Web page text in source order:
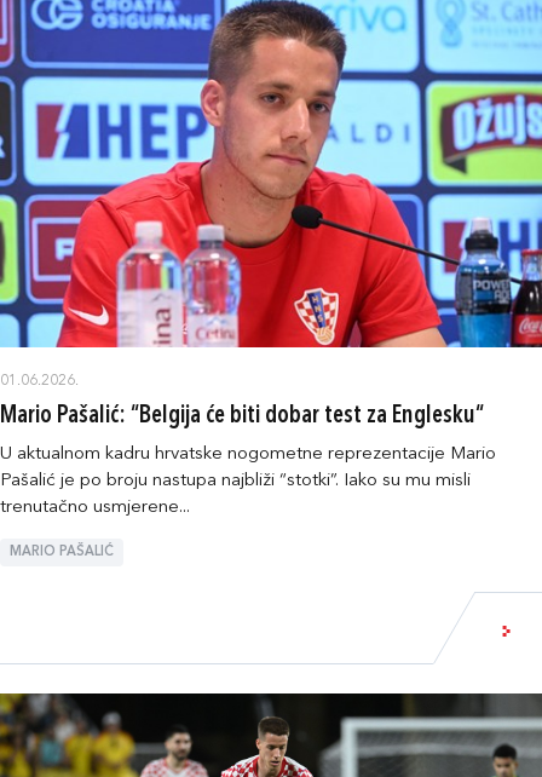
01.06.2026.
Mario Pašalić: “Belgija će biti dobar test za Englesku“
U aktualnom kadru hrvatske nogometne reprezentacije Mario
Pašalić je po broju nastupa najbliži “stotki”. Iako su mu misli
trenutačno usmjerene...
MARIO PAŠALIĆ